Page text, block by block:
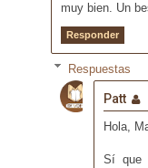
muy bien. Un
Responder
Respuestas
Patt
Hola,
Sí que